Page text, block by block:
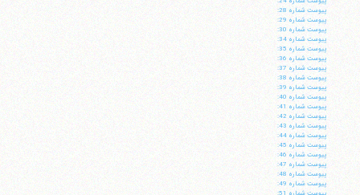
پيوست شماره 28:
پيوست شماره 29:
پيوست شماره 30:
پيوست شماره 34:
پيوست شماره 35:
پيوست شماره 36:
پيوست شماره 37:
پيوست شماره 38:
پيوست شماره 39:
پيوست شماره 40:
پيوست شماره 41:
پيوست شماره 42:
پيوست شماره 43:
پيوست شماره 44:
پيوست شماره 45:
پيوست شماره 46:
پيوست شماره 47:
پيوست شماره 48:
پيوست شماره 49: